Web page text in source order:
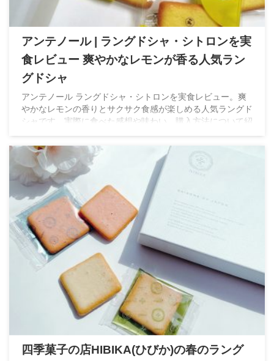
アンテノール | ラングドシャ・シトロンを実
食レビュー 爽やかなレモンが香る人気ラン
グドシャ
アンテノール ラングドシャ・シトロンを実食レビュー。爽
やかなレモンの香りとサクサク食感が楽しめる人気ラングド
シャです。実際に食べた感想や味わい、購入方法について紹
四季菓子の店HIBIKA(ひびか)の春のラング